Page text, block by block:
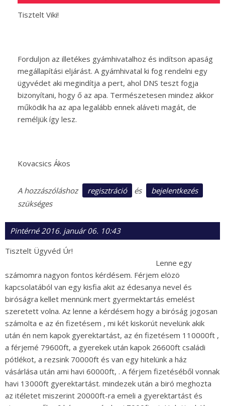
Tisztelt Viki!
Forduljon az illetékes gyámhivatalhoz és indítson apaság
megállapítási eljárást. A gyámhivatal ki fog rendelni egy
ügyvédet aki megindítja a pert, ahol DNS teszt fogja
bizonyítani, hogy ő az apa. Természetesen mindez akkor
működik ha az apa legalább ennek aláveti magát, de
reméljük így lesz.
Kovacsics Ákos
A hozzászóláshoz regisztráció és
bejelentkezés
szükséges
Pintérné 2016. január 06. 10:43
Tisztelt Ügyvéd Úr!
Lenne egy
számomra nagyon fontos kérdésem. Férjem elözö
kapcsolatából van egy kisfia akit az édesanya nevel és
biróságra kellet mennünk mert gyermektartás emelést
szeretett volna. Az lenne a kérdésem hogy a biróság jogosan
számolta e az én fizetésem , mi két kiskorút nevelünk akik
után én nem kapok gyerektartást, az én fizetésem 110000ft ,
a férjemé 79600ft, a gyerekek után kapok 26600ft családi
pótlékot, a rezsink 70000ft és van egy hitelünk a ház
vásárlása után ami havi 60000ft, . A férjem fizetéséből vonnak
havi 13000ft gyerektartást. mindezek után a biró meghozta
az itéletet miszerint 20000ft-ra emeli a gyerektartást és